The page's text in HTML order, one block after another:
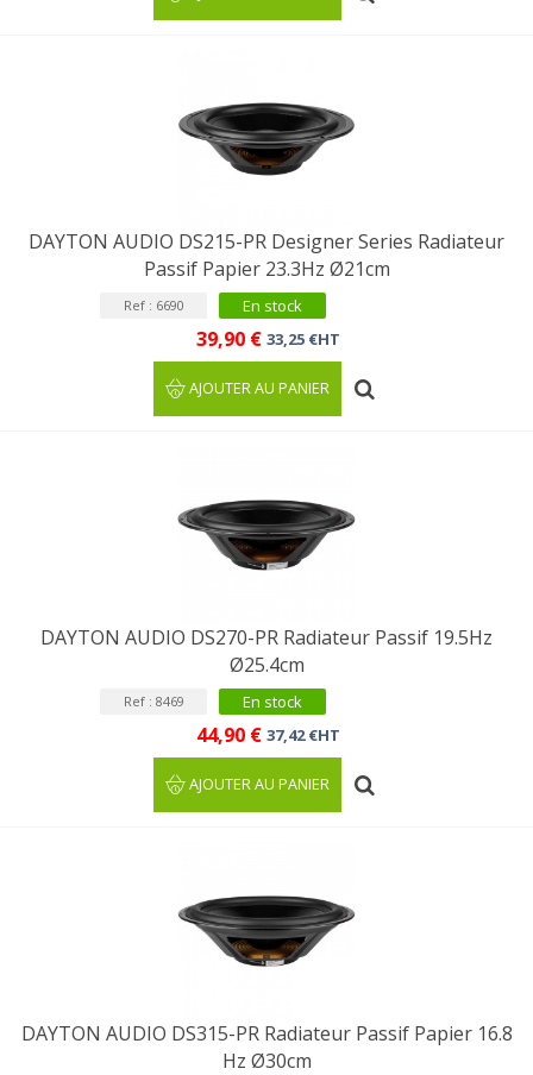
DAYTON AUDIO DS215-PR Designer Series Radiateur
Passif Papier 23.3Hz Ø21cm
Ref : 6690 En stock
39,90 € 33,25 €HT
AJOUTER AU PANIER
DAYTON AUDIO DS270-PR Radiateur Passif 19.5Hz
Ø25.4cm
Ref : 8469 En stock
44,90 € 37,42 €HT
AJOUTER AU PANIER
DAYTON AUDIO DS315-PR Radiateur Passif Papier 16.8
Hz Ø30cm